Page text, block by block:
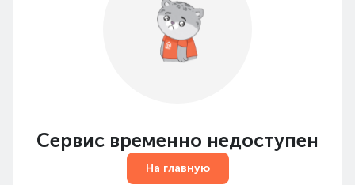
Сервис временно недоступен
На главную